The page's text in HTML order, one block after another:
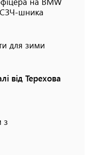
СЗЧ-шника
для зими
від Терехова
з